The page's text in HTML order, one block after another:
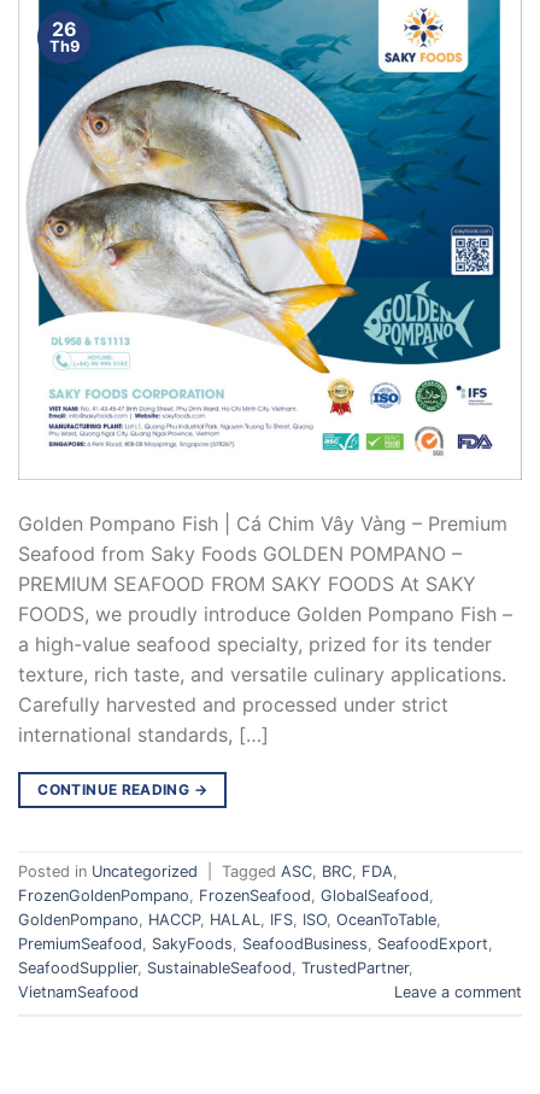
26
Th9
Golden Pompano Fish | Cá Chim Vây Vàng – Premium
Seafood from Saky Foods GOLDEN POMPANO –
PREMIUM SEAFOOD FROM SAKY FOODS At SAKY
FOODS, we proudly introduce Golden Pompano Fish –
a high-value seafood specialty, prized for its tender
texture, rich taste, and versatile culinary applications.
Carefully harvested and processed under strict
international standards, […]
CONTINUE READING →
Posted in Uncategorized Tagged ASC, BRC, FDA,
FrozenGoldenPompano, FrozenSeafood, GlobalSeafood,
GoldenPompano, HACCP, HALAL, IFS, ISO, OceanToTable,
PremiumSeafood, SakyFoods, SeafoodBusiness, SeafoodExport,
SeafoodSupplier, SustainableSeafood, TrustedPartner,
VietnamSeafood
Leave a comment